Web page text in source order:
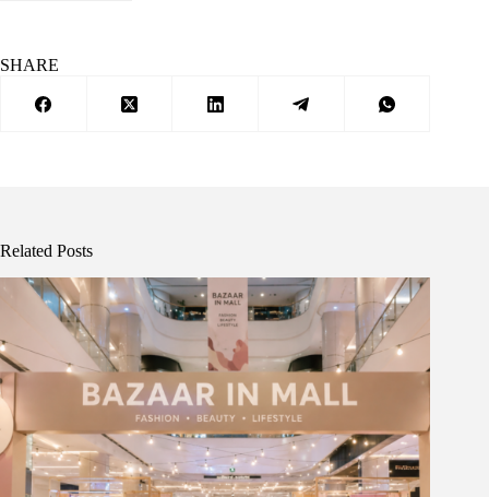
SHARE
Related Posts